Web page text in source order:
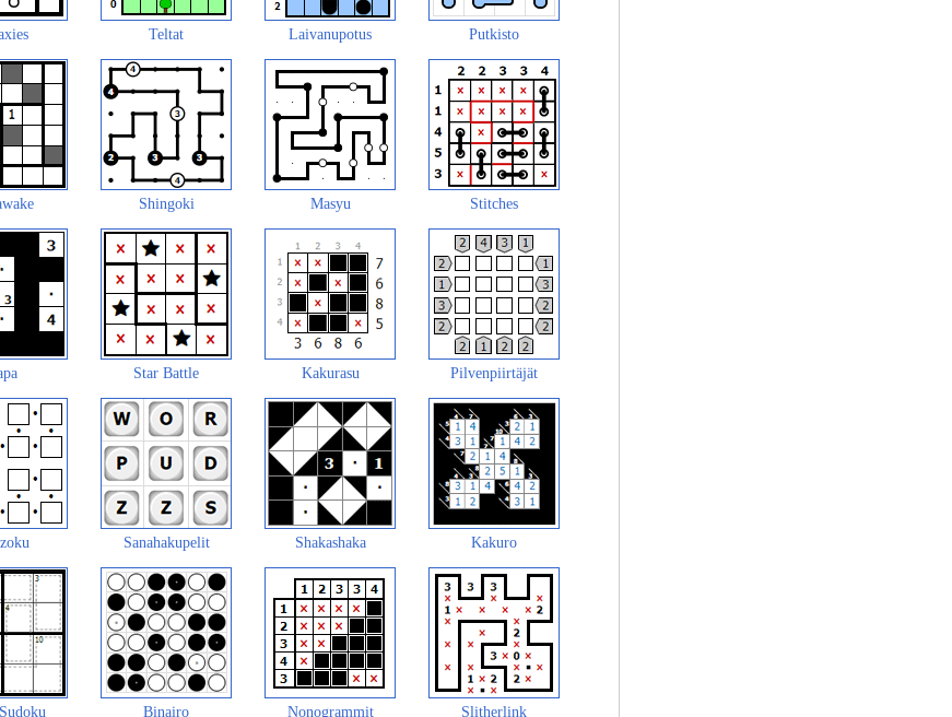
Teltat Laivanupotus Putkisto
Shingoki Masyu Stitches
Star Battle Kakurasu Pilvenpiirtäjät
Sanahakupelit Shakashaka Kakuro
Binairo Nonogrammit Slitherlink